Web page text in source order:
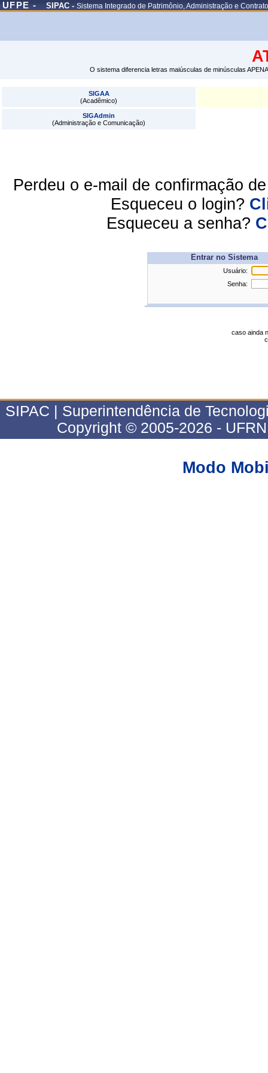
UFPE - SIPAC -Sistema Integrado de Patrimônio, Administração e
O sistema diferencia letras maiúsculas de minúsculas
SIGAA
(Acadêmico)
SIGAdmin
(Administração e Comunicação)
Perdeu o e-mail de confirmação
Esqueceu o login?
Esqueceu a senha?
Entrar no Sistema
Usuário:
Senha:
caso ainda
SIPAC | Superintendência de
Copyright © 2005-2026 -
Modo